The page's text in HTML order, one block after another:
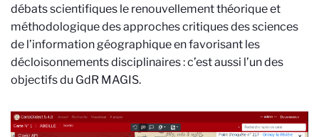
débats scientifiques le renouvellement théorique et
méthodologique des approches critiques des sciences
de l’information géographique en favorisant les
décloisonnements disciplinaires : c’est aussi l’un des
objectifs du GdR MAGIS.